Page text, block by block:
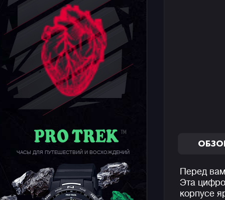
ЧАСЫ ДЛЯ ПУТЕШЕСТВИЙ И ВОСХОЖДЕНИЙ
Перед
Эта
корпусе